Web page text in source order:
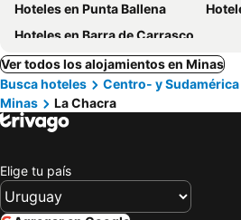
Hoteles en Punta Ballena
Hoteles en Barra de Carrasco
Ver todos los alojamientos en Minas
Busca hoteles
Centro- y Sudamérica
Minas
La Chacra
Elige tu país